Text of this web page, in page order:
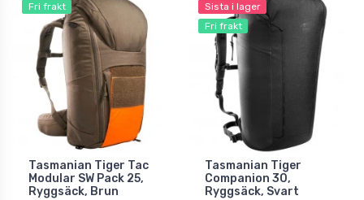
Fri frakt
Tasmanian Tiger Tac
Modular SW Pack 25,
Ryggsäck, Brun
Sista i lager
Fri frakt
Tasmanian Tiger
Companion 30,
Ryggsäck, Svart